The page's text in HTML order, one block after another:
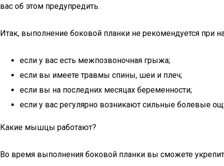
вас об этом предупредить.
Итак, выполнение боковой планки не рекомендуется при
если у вас есть межпозвоночная грыжа;
если вы имеете травмы спины, шеи и плеч;
если вы на последних месяцах беременности;
если у вас регулярно возникают сильные болевые
Какие мышцы работают?
Во время выполнения боковой планки вы сможете